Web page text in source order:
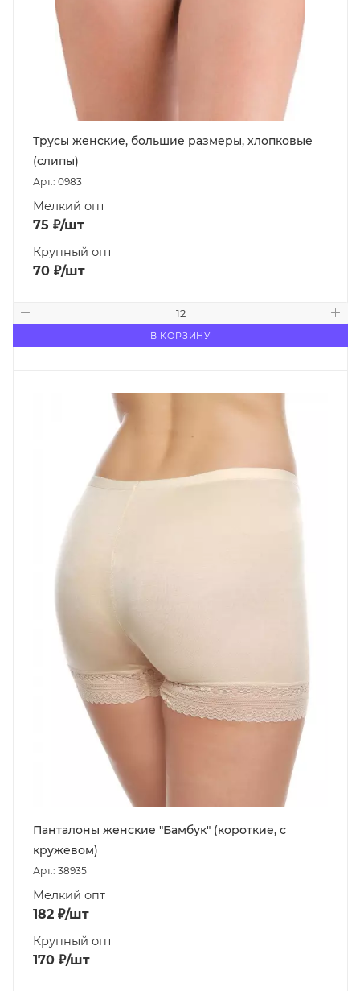
Трусы женские, большие размеры, хлопковые
(слипы)
Арт.: 0983
Мелкий опт
75 ₽/шт
Крупный опт
70 ₽/шт
В КОРЗИНУ
Панталоны женские "Бамбук" (короткие, с
кружевом)
Арт.: 38935
Мелкий опт
182 ₽/шт
Крупный опт
170 ₽/шт